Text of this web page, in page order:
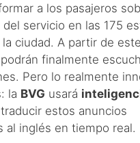
a los pasajeros
servicio en las 175
la ciudad. A partir de
finalmente
Pero lo realmente
la BVG usará
estos anuncios
al inglés en tiempo real.